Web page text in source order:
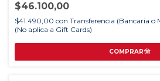
$46.100,00
$41.490,00 con Transferencia (Bancaria o
(No aplica a Gift Cards)